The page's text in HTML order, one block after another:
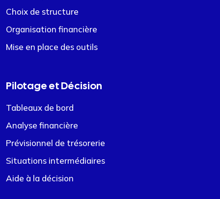
Choix de structure
Organisation financière
Mise en place des outils
Pilotage et Décision
Tableaux de bord
Analyse financière
Prévisionnel de trésorerie
Situations intermédiaires
Aide à la décision